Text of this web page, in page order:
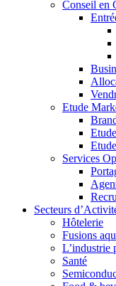
Conseil en
Etude
Services
Secteurs
Hôtelerie
Fusions
L’industrie
Santé